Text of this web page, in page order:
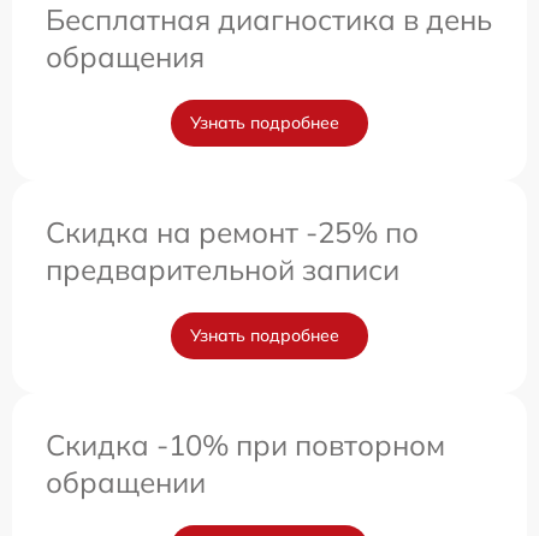
Бесплатная диагностика в день
обращения
Узнать подробнее
Скидка на ремонт -25% по
предварительной записи
Узнать подробнее
Скидка -10% при повторном
обращении